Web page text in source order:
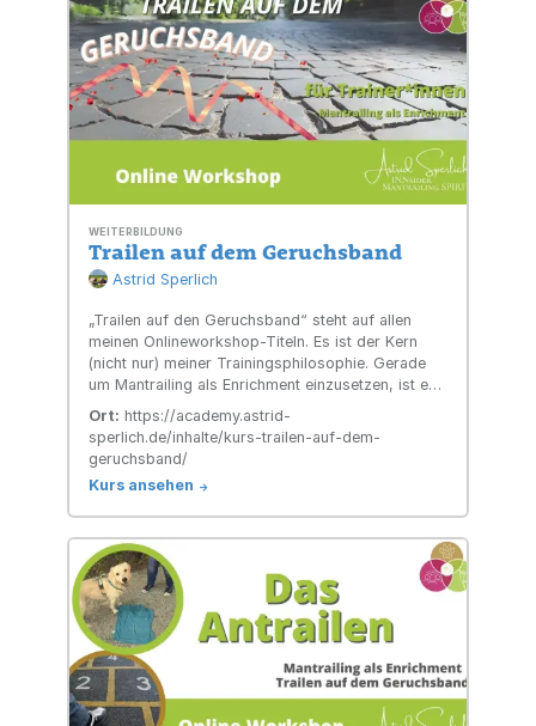
WEITERBILDUNG
Trailen auf dem Geruchsband
Astrid Sperlich
„Trailen auf den Geruchsband“ steht auf allen
meinen Onlineworkshop-Titeln. Es ist der Kern
(nicht nur) meiner Trainingsphilo­sophie. Gerade
um Mantrailing als Enrichment einzusetzen, ist es
die optimale Basis.
Ort: https://academy.astrid-
sperlich.de/inhalte/kurs-trailen-auf-dem-
geruchsband/
Kurs ansehen ->